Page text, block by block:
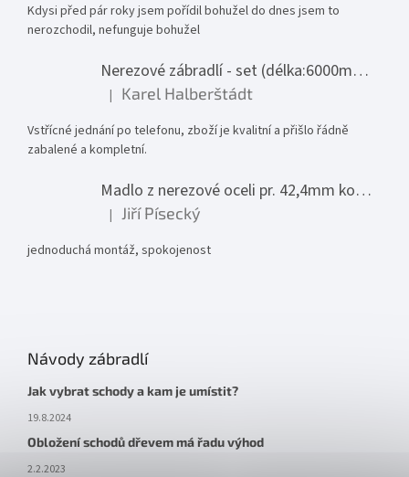
Kdysi před pár roky jsem pořídil bohužel do dnes jsem to
nerozchodil, nefunguje bohužel
Nerezové zábradlí - set (délka:6000mm x výška:1000mm)
Hodnocení produktu je 5 z 5 hvězdiček.
| Karel Halberštádt
Vstřícné jednání po telefonu, zboží je kvalitní a přišlo řádně
zabalené a kompletní.
Madlo z nerezové oceli pr. 42,4mm komplet - model 0116 - 3000mm
Hodnocení produktu je 5 z 5 hvězdiček.
| Jiří Písecký
jednoduchá montáž, spokojenost
Návody zábradlí
Jak vybrat schody a kam je umístit?
19.8.2024
Obložení schodů dřevem má řadu výhod
2.2.2023